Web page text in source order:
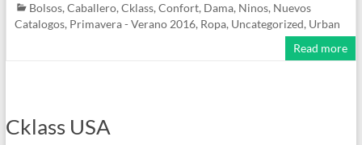
Bolsos, Caballero, Cklass, Confort, Dama, Ninos, Nuevos
Catalogos, Primavera - Verano 2016, Ropa, Uncategorized, Urban
Read more
Cklass USA